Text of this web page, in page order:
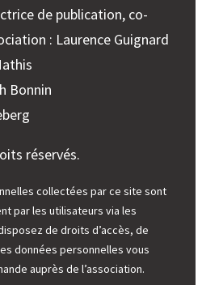
de publication, co-
: Laurence Guignard
Bonnin
réservés.
collectées par ce site sont
par les utilisateurs via les
de droits d’accès, de
données personnelles vous
auprès de l’association.